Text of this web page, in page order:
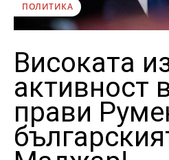
ПОЛИТИКА
Високата
активност
прави